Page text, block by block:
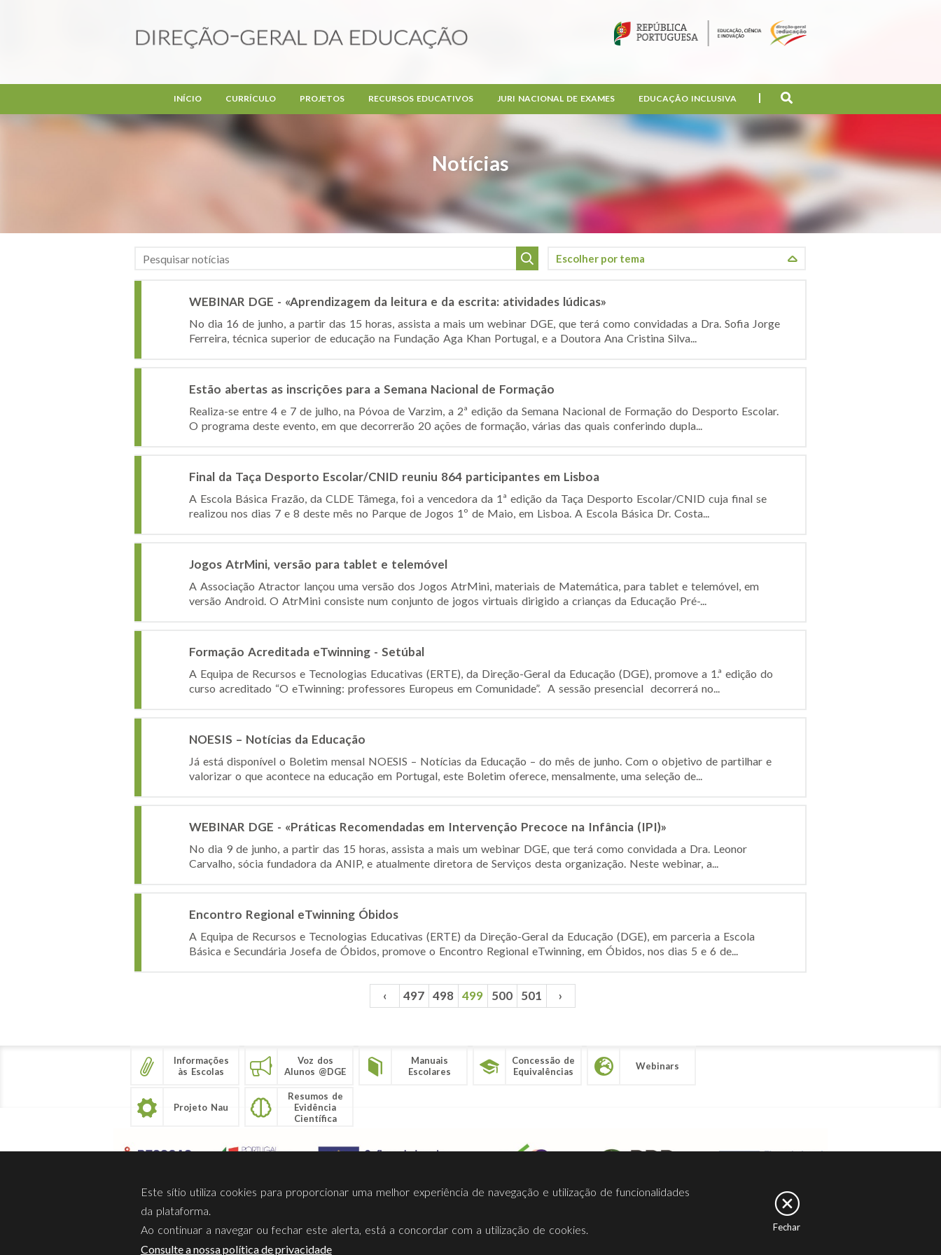
Notícias
INÍCIO CURRÍCULO PROJETOS RECURSOS EDUCATIVOS JURI NACIONAL DE EXAMES EDUCAÇÃO INCLUSIVA
WEBINAR DGE - «Aprendizagem da leitura e da escrita: atividades lúdicas»
No dia 16 de junho, a partir das 15 horas, assista a mais um webinar DGE, que terá como convidadas a Dra. Sofia Jorge
Ferreira, técnica superior de educação na Fundação Aga Khan Portugal, e a Doutora Ana Cristina Silva...
Estão abertas as inscrições para a Semana Nacional de Formação
Realiza-se entre 4 e 7 de julho, na Póvoa de Varzim, a 2ª edição da Semana Nacional de Formação do Desporto Escolar.
O programa deste evento, em que decorrerão 20 ações de formação, várias das quais conferindo dupla...
Final da Taça Desporto Escolar/CNID reuniu 864 participantes em Lisboa
A Escola Básica Frazão, da CLDE Tâmega, foi a vencedora da 1ª edição da Taça Desporto Escolar/CNID cuja final se
realizou nos dias 7 e 8 deste mês no Parque de Jogos 1º de Maio, em Lisboa. A Escola Básica Dr. Costa...
Jogos AtrMini, versão para tablet e telemóvel
A Associação Atractor lançou uma versão dos Jogos AtrMini, materiais de Matemática, para tablet e telemóvel, em
versão Android. O AtrMini consiste num conjunto de jogos virtuais dirigido a crianças da Educação Pré-...
Formação Acreditada eTwinning - Setúbal
A Equipa de Recursos e Tecnologias Educativas (ERTE), da Direção-Geral da Educação (DGE), promove a 1.ª edição do
curso acreditado “O eTwinning: professores Europeus em Comunidade”. A sessão presencial decorrerá no...
NOESIS – Notícias da Educação
Já está disponível o Boletim mensal NOESIS – Notícias da Educação – do mês de junho. Com o objetivo de partilhar e
valorizar o que acontece na educação em Portugal, este Boletim oferece, mensalmente, uma seleção de...
WEBINAR DGE - «Práticas Recomendadas em Intervenção Precoce na Infância (IPI)»
No dia 9 de junho, a partir das 15 horas, assista a mais um webinar DGE, que terá como convidada a Dra. Leonor
Carvalho, sócia fundadora da ANIP, e atualmente diretora de Serviços desta organização. Neste webinar, a...
Encontro Regional eTwinning Óbidos
A Equipa de Recursos e Tecnologias Educativas (ERTE) da Direção-Geral da Educação (DGE), em parceria a Escola
Básica e Secundária Josefa de Óbidos, promove o Encontro Regional eTwinning, em Óbidos, nos dias 5 e 6 de...
‹ 497 498 499 500 501 ›
Informações
às Escolas
Voz dos
Alunos @DGE
Manuais
Escolares
Concessão de
Equivalências
Webinars
Projeto Nau
Resumos de
Evidência
Científica
Sobre Nós Privacidade Termos Utilização Contactos Ligações Facebook
Este sítio utiliza cookies para proporcionar uma melhor experiência de navegação e utilização de funcionalidades
da plataforma.
Ao continuar a navegar ou fechar este alerta, está a concordar com a utilização de cookies.
Consulte a nossa política de privacidade
Fechar